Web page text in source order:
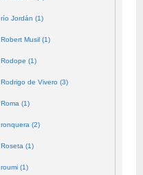
río Jordán (1)
Robert Musil (1)
Rodope (1)
Rodrigo de Vivero (3)
Roma (1)
ronquera (2)
Roseta (1)
roumi (1)